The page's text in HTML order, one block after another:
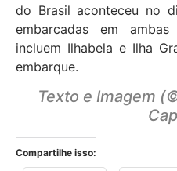
do Brasil aconteceu no
embarcadas em
incluem Ilhabela e Ilha
embarque.
Texto e Imagem
Compartilhe isso: